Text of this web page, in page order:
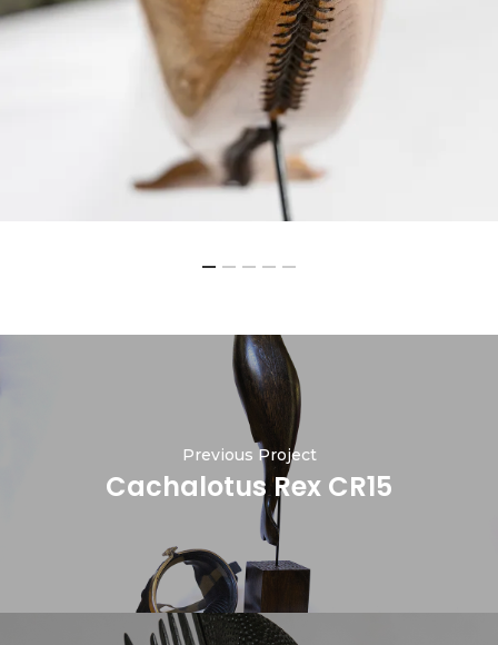
Previous Project
Cachalotus Rex CR15